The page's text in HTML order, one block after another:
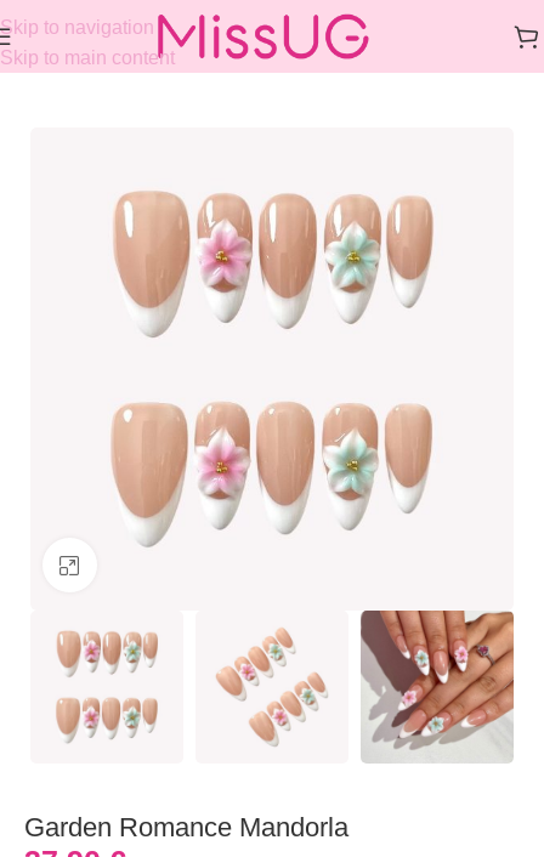
Skip to navigation
Skip to main content
Home COLLECTIONS 3D DESIGN
Garden Romance Mandorla